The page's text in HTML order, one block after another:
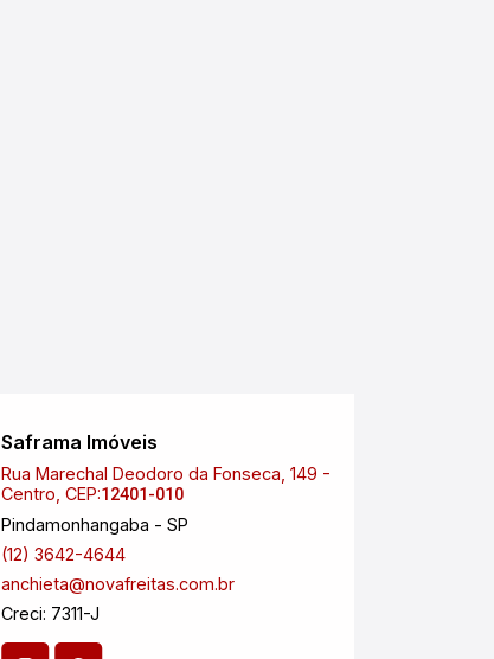
Saframa Imóveis
Rua Marechal Deodoro da Fonseca, 149 -
Centro, CEP:12401-010
Pindamonhangaba - SP
(12) 3642-4644
anchieta@novafreitas.com.br
Creci: 7311-J